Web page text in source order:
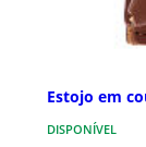
Estojo em
DISPONÍVEL